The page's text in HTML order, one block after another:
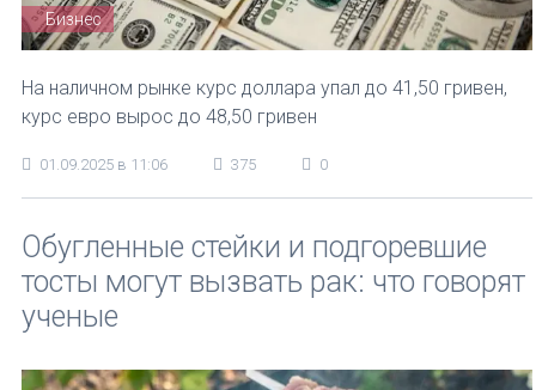
Бизнес
На наличном рынке курс доллара упал до 41,50 гривен,
курс евро вырос до 48,50 гривен
01.09.2025 в 11:06 375 0
Обугленные стейки и подгоревшие
тосты могут вызвать рак: что говорят
ученые